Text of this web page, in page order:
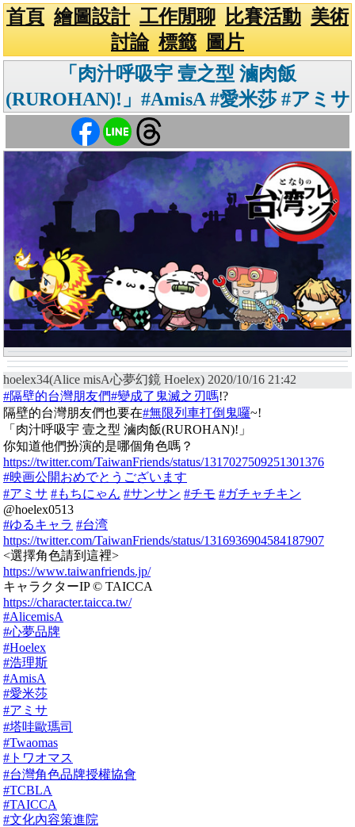
首頁 繪圖設計 工作閒聊 比賽活動 美術
討論 標籤
圖片
「肉汁呼吸宇 壹之型 滷肉飯
(RUROHAN)!」#AmisA #愛米莎 #アミサ
hoelex34(Alice misA心夢幻鏡 Hoelex) 2020/10/16 21:42
#隔壁的台灣朋友們#變成了鬼滅之刃嗎!?
隔壁的台灣朋友們也要在#無限列車打倒鬼囉~!
「肉汁呼吸宇 壹之型 滷肉飯(RUROHAN)!」
你知道他們扮演的是哪個角色嗎？
https://twitter.com/TaiwanFriends/status/1317027509251301376
#映画公開おめでとうございます
#アミサ #もちにゃん #サンサン #チモ #ガチャチキン
@hoelex0513
#ゆるキャラ #台湾
https://twitter.com/TaiwanFriends/status/1316936904584187907
<選擇角色請到這裡>
https://www.taiwanfriends.jp/
キャラクターIP © TAICCA
https://character.taicca.tw/
#AlicemisA
#心夢品牌
#Hoelex
#浩理斯
#AmisA
#愛米莎
#アミサ
#塔哇歐瑪司
#Twaomas
#トワオマス
#台灣角色品牌授權協會
#TCBLA
#TAICCA
#文化內容策進院